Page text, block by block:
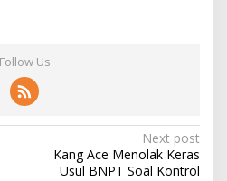
Follow Us
Next post
Kang Ace Menolak Keras
Usul BNPT Soal Kontrol